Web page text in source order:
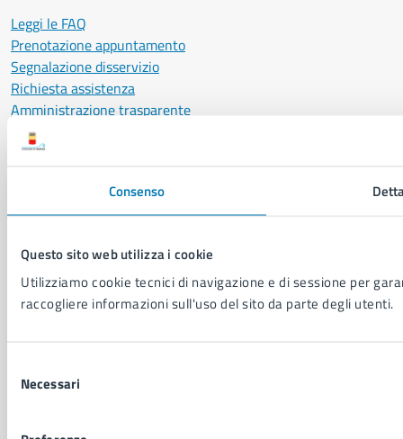
Consenso
Questo sito web utilizza i cookie
Utilizziamo cookie tecnici di navigazione e di sessione per
raccogliere informazioni sull'uso del sito da parte degli utenti.
delNecessari
Leggi le FAQ
Prenotazione appuntamento
Segnalazione disservizio
Richiesta assistenza
Amministrazione trasparente
Informativa privacy
Cookie Policy
Notifica atti giudiziari
Segnalazione problemi di accessibilità
Piano di miglioramento del sito